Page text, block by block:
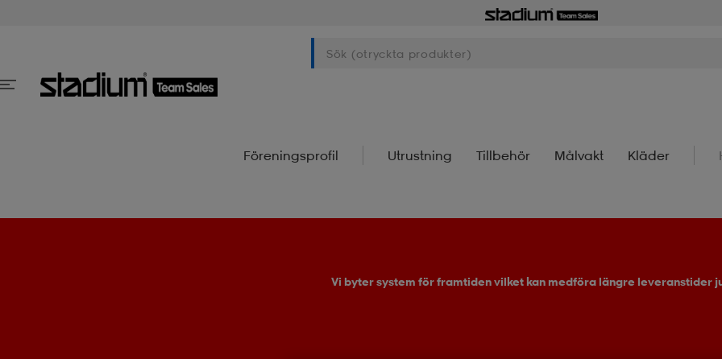
Föreningsprofil Utrustning Tillbehör Målvakt Kläder
Vi byter system för framtiden vilket kan medföra längre leveranstider